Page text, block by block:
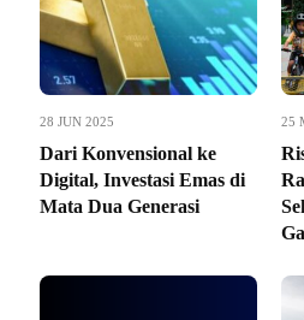
28 JUN 2025
Dari Konvensional ke
Digital, Investasi Emas di
Mata Dua Generasi
25